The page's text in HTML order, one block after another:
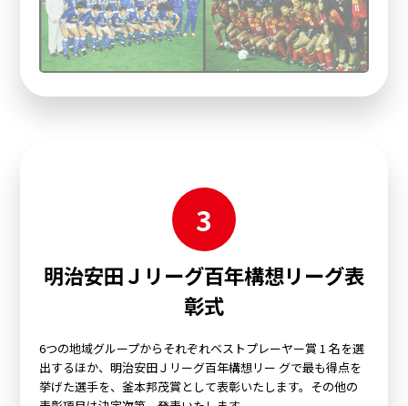
3
明治安田Ｊリーグ百年構想リーグ表
彰式
6つの地域グループからそれぞれベストプレーヤー賞 1 名を選
出するほか、明治安田Ｊリーグ百年構想リー グで最も得点を
挙げた選手を、釜本邦茂賞として表彰いたします。その他の